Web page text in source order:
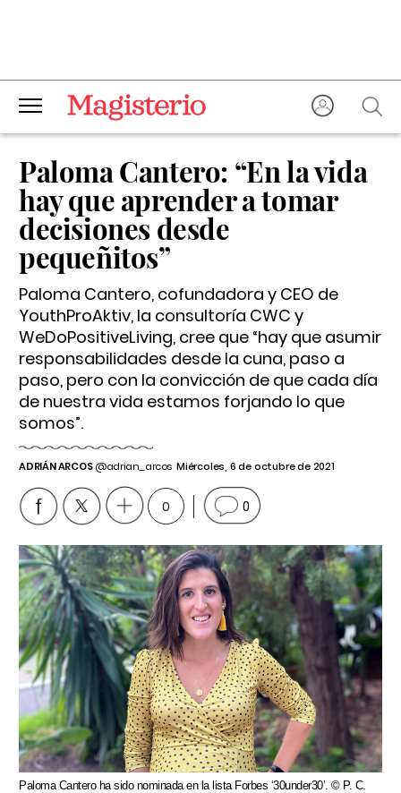
Paloma Cantero: “En la vida
hay que aprender a tomar
decisiones desde
pequeñitos”
Paloma Cantero, cofundadora y CEO de
YouthProAktiv, la consultoría CWC y
WeDoPositiveLiving, cree que “hay que asumir
responsabilidades desde la cuna, paso a
paso, pero con la convicción de que cada día
de nuestra vida estamos forjando lo que
somos”.
ADRIÁN ARCOS@adrian_arcos Miércoles, 6 de octubre de 2021
0 0
Paloma Cantero ha sido nominada en la lista Forbes ‘30under30’. © P. C.